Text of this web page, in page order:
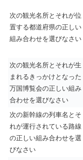
次の観光名所とそれが位
置する都道府県の正しい
組み合わせを選びなさい
次の観光名所とそれが生
まれるきっかけとなった
万国博覧会の正しい組み
合わせを選びなさい
次の新幹線の列車名とそ
れが運行されている路線
の正しい組み合わせを選
びなさい